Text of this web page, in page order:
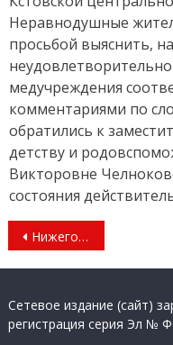
Неравнодушные
просьбой выяснить,
медучреждения
комментариями по
обратились к
детству и
Викторовне
состояния
Навигация
по
Нижегородская область получит еще 23,6 млн рублей на поддержку фермеров
Сетевое издание (сайт)
регистрация серия Эл №